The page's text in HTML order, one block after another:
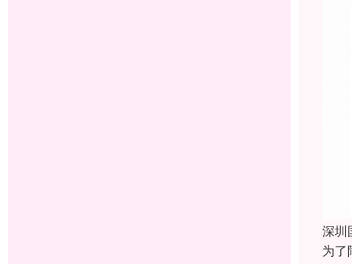
深圳
为了